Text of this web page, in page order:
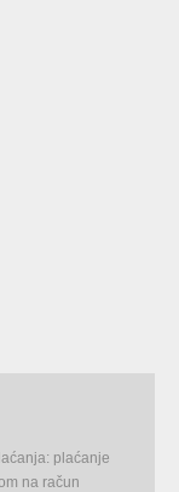
plaćanje
na račun